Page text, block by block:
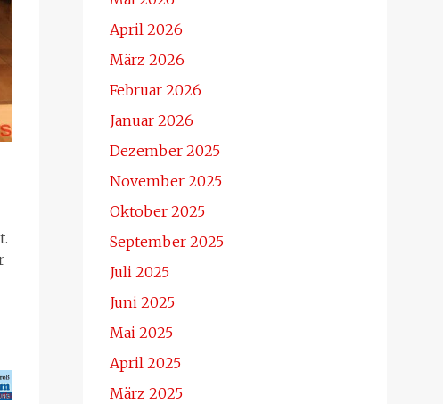
April 2026
März 2026
Februar 2026
Januar 2026
Dezember 2025
November 2025
Oktober 2025
September 2025
Juli 2025
Juni 2025
Mai 2025
April 2025
März 2025